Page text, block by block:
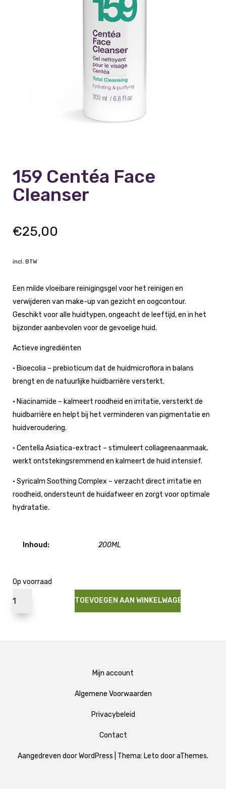
159 Centéa Face
Cleanser
€25,00
incl. BTW
Een milde vloeibare reinigingsgel voor het reinigen en
verwijderen van make-up van gezicht en oogcontour.
Geschikt voor alle huidtypen, ongeacht de leeftijd, en in het
bijzonder aanbevolen voor de gevoelige huid.
Actieve ingrediënten
• Bioecolia – prebioticum dat de huidmicroflora in balans
brengt en de natuurlijke huidbarrière versterkt.
• Niacinamide – kalmeert roodheid en irritatie, versterkt de
huidbarrière en helpt bij het verminderen van pigmentatie en
huidveroudering.
• Centella Asiatica-extract – stimuleert collageenaanmaak,
werkt ontstekingsremmend en kalmeert de huid intensief.
• Syricalm Soothing Complex – verzacht direct irritatie en
roodheid, ondersteunt de huidafweer en zorgt voor optimale
hydratatie.
Inhoud: 200ML
Op voorraad
TOEVOEGEN AAN WINKELWAGEN
Mijn account
Algemene Voorwaarden
Privacybeleid
Contact
Aangedreven door WordPress Thema: Leto door aThemes.